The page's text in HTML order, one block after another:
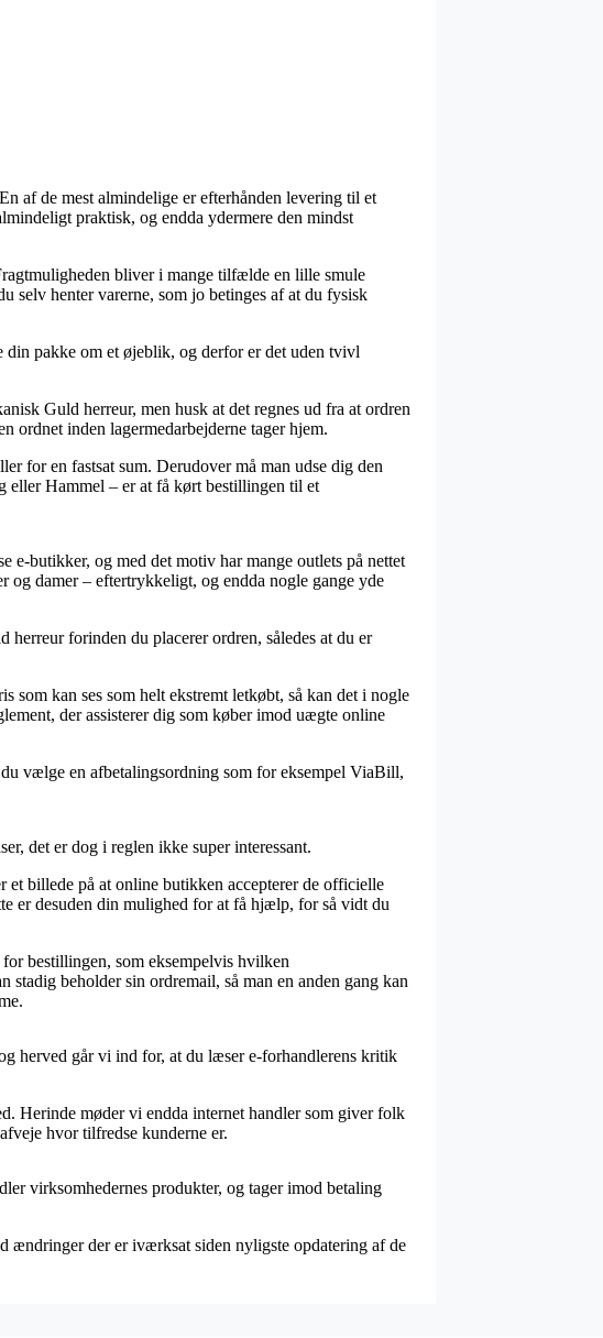
af de mest almindelige er efterhånden levering til et
praktisk, og endda ydermere den mindst
bliver i mange tilfælde en lille smule
selv henter varerne, som jo betinges af at du fysisk
pakke om et øjeblik, og derfor er det uden tvivl
Guld herreur, men husk at det regnes ud fra at ordren
ordnet inden lagermedarbejderne tager hjem.
for en fastsat sum. Derudover må man udse dig den
eller Hammel – er at få kørt bestillingen til et
e-butikker, og med det motiv har mange outlets på nettet
og damer – eftertrykkeligt, og endda nogle gange yde
forinden du placerer ordren, således at du er
som kan ses som helt ekstremt letkøbt, så kan det i nogle
der assisterer dig som køber imod uægte online
vælge en afbetalingsordning som for eksempel ViaBill,
det er dog i reglen ikke super interessant.
billede på at online butikken accepterer de officielle
er desuden din mulighed for at få hjælp, for så vidt du
bestillingen, som eksempelvis hvilken
stadig beholder sin ordremail, så man en anden gang kan
herved går vi ind for, at du læser e-forhandlerens kritik
Herinde møder vi endda internet handler som giver folk
hvor tilfredse kunderne er.
virksomhedernes produkter, og tager imod betaling
ændringer der er iværksat siden nyligste opdatering af de